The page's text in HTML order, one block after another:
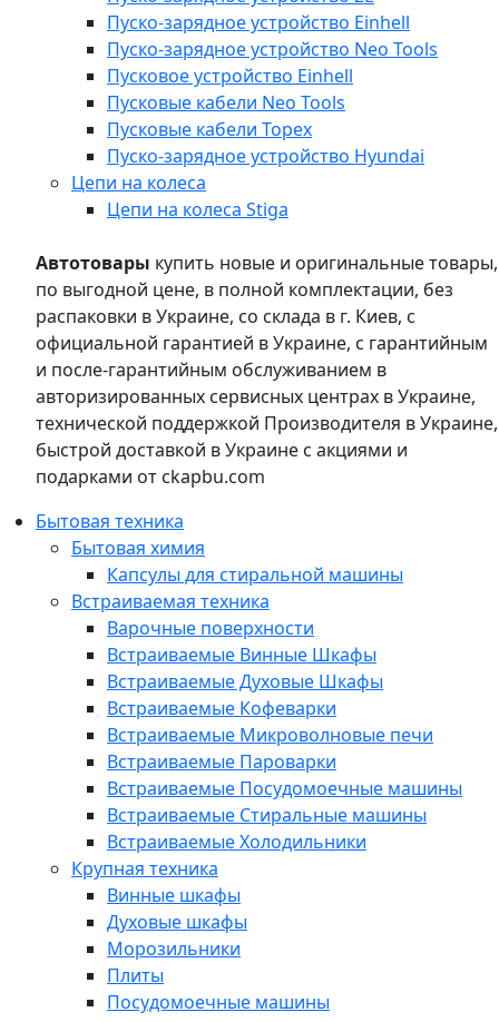
Пуско-зарядное устройство Einhell
Пуско-зарядное устройство Neo Tools
Пусковое устройство Einhell
Пусковые кабели Neo Tools
Пусковые кабели Topex
Пуско-зарядное устройство Hyundai
Цепи на колеса
Цепи на колеса Stiga
Автотовары купить новые и оригинальные товары,
по выгодной цене, в полной комплектации, без
распаковки в Украине, со склада в г. Киев, с
официальной гарантией в Украине, с гарантийным
и после-гарантийным обслуживанием в
авторизированных сервисных центрах в Украине,
технической поддержкой Производителя в Украине,
быстрой доставкой в Украине с акциями и
подарками от ckapbu.com
Бытовая техника
Бытовая химия
Капсулы для стиральной машины
Встраиваемая техника
Варочные поверхности
Встраиваемые Винные Шкафы
Встраиваемые Духовые Шкафы
Встраиваемые Кофеварки
Встраиваемые Микроволновые печи
Встраиваемые Пароварки
Встраиваемые Посудомоечные машины
Встраиваемые Стиральные машины
Встраиваемые Холодильники
Крупная техника
Винные шкафы
Духовые шкафы
Морозильники
Плиты
Посудомоечные машины